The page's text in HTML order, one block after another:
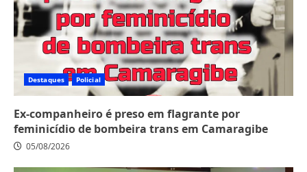
Destaques Policial
Ex-companheiro é preso em flagrante por
feminicídio de bombeira trans em Camaragibe
05/08/2026